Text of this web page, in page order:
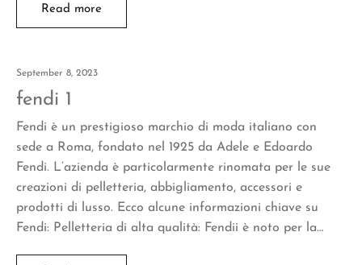
Read more
September 8, 2023
fendi 1
Fendi è un prestigioso marchio di moda italiano con
sede a Roma, fondato nel 1925 da Adele e Edoardo
Fendi. L’azienda è particolarmente rinomata per le sue
creazioni di pelletteria, abbigliamento, accessori e
prodotti di lusso. Ecco alcune informazioni chiave su
Fendi: Pelletteria di alta qualità: Fendii è noto per la…